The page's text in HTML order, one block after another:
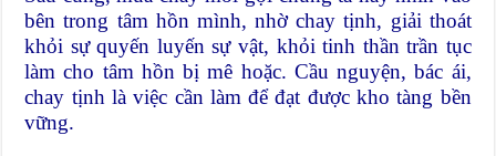
bên trong tâm hồn mình, nhờ chay tịnh, giải thoát
khỏi sự quyến luyến sự vật, khỏi tinh thần trần tục
làm cho tâm hồn bị mê hoặc. Cầu nguyện, bác ái,
chay tịnh là việc cần làm để đạt được kho tàng bền
vững.